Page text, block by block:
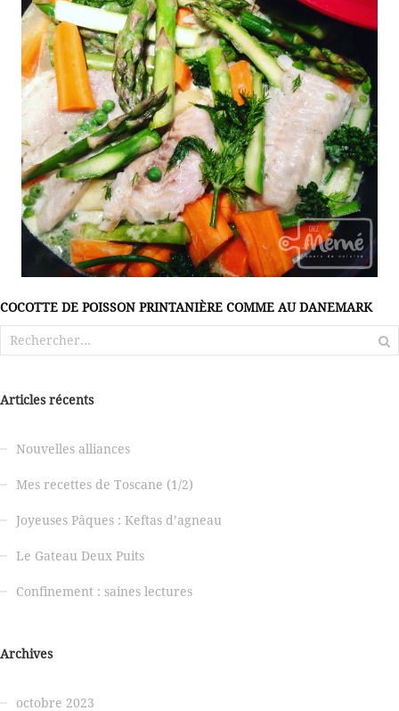
COCOTTE DE POISSON PRINTANIÈRE COMME AU DANEMARK
Rechercher :
Articles récents
Nouvelles alliances
Mes recettes de Toscane (1/2)
Joyeuses Pâques : Keftas d’agneau
Le Gateau Deux Puits
Confinement : saines lectures
Archives
octobre 2023